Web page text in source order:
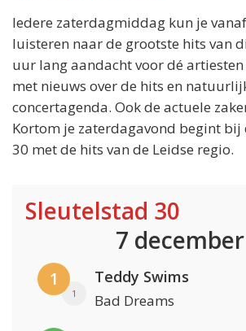
Iedere zaterdagmiddag kun je
luisteren naar de grootste hits van
uur lang aandacht voor dé
met nieuws over de hits en
concertagenda. Ook de actuele
Kortom je zaterdagavond begint bij
30 met de hits van de Leidse regio.
Sleutelstad 30
7
1
1
Teddy Swims
Bad Dreams